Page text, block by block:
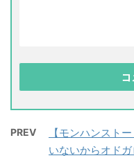
PREV
【モンハンスト
いないからオド